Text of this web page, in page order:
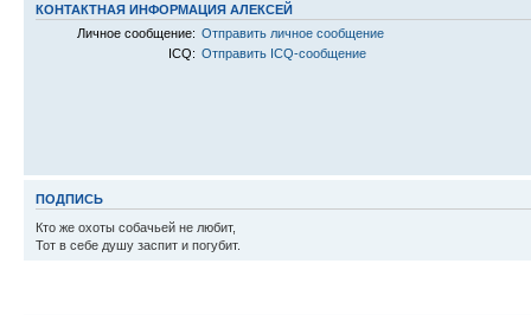
КОНТАКТНАЯ ИНФОРМАЦИЯ АЛЕКСЕЙ
Личное сообщение: Отправить личное сообщение
ICQ: Отправить ICQ-сообщение
ПОДПИСЬ
Кто же охоты собачьей не любит,
Тот в себе душу заспит и погубит.